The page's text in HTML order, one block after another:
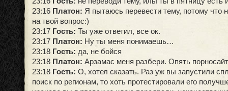
23:16 Платон: Я пытаюсь перевести тему, потому что
на твой вопрос:)
23:17 Гость: Ты уже ответил, все ок.
23:17 Платон: Ну ты меня понимаешь…
23:18 Гость: да, не бойся
23:18 Платон: Арзамас меня разбери. Опять
23:18 Гость: О, хотел сказать. Раз уж вы запустили
поиск по регионам, то хоть протестировали его